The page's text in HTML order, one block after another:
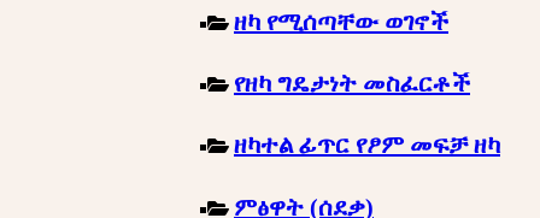
ዘካ የሚሰጣቸው ወገኖች
የዘካ ግዴታነት መስፈርቶች
ዘካተል ፊጥር የፆም መፍቻ ዘካ
ምፅዋት (ሰደቃ)